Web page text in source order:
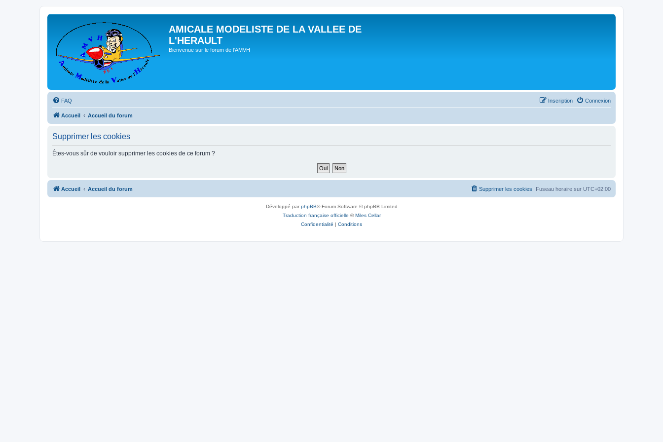
AMICALE MODELISTE DE LA VALLEE DE
L'HERAULT
Bienvenue sur le forum de l'AMVH
FAQ Connexion
Inscription
Accueil Accueil du forum
Supprimer les cookies
Êtes-vous sûr de vouloir supprimer les cookies de ce forum ?
Accueil Accueil du forum Fuseau horaire sur UTC+02:00
Supprimer les cookies
Développé parphpBB® Forum Software © phpBB Limited
Traduction française officielle ©Miles Cellar
Confidentialité | Conditions